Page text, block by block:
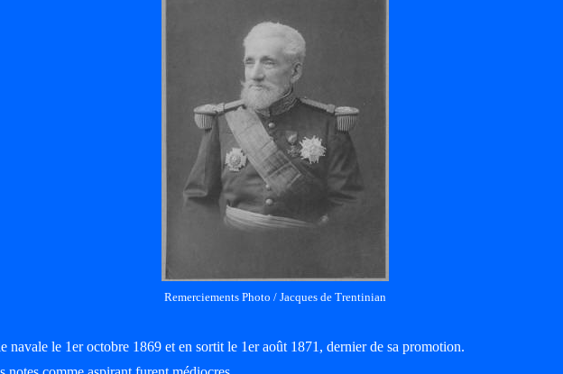
Remerciements Photo / Jacques de Trentinian
navale le 1er octobre 1869 et en sortit le 1er août 1871, dernier de sa promotion.